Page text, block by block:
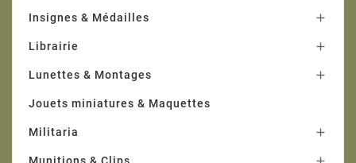
Insignes & Médailles 
Librairie 
Lunettes & Montages 
Jouets miniatures & Maquettes
Militaria 
Munitions & Clips